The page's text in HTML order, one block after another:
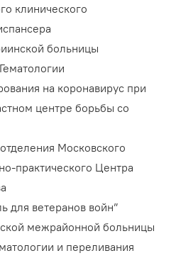
клинического
больницы
на коронавирус при
центре борьбы со
Московского
практического Центра
для ветеранов войн”
межрайонной больницы
и переливания